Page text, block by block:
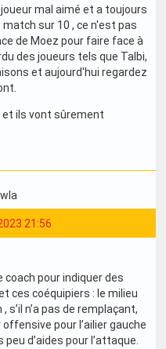
mal aimé et a toujours
sur 10 , ce n'est pas
de Moez pour faire face à
des joueurs tels que Talbi,
et aujourd'hui regardez
ils vont sûrement
21:56
coach pour indiquer des
ces coéquipiers : le milieu
s’il n’a pas de remplaçant,
pour l’ailier gauche
d’aides pour l’attaque.